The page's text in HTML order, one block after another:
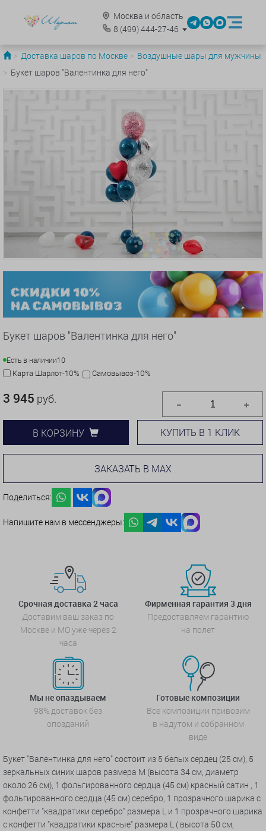
Москва и область
8 (499)444-27-46
Доставка шаров по Москве
Воздушные шары для мужчины
Букет шаров "Валентинка для него"
Букет шаров "Валентинка для него"
Есть в наличии10
Карта Шарлот-10% Самовывоз-10%
3 945 руб.
В КОРЗИНУ КУПИТЬ В 1 КЛИК
ЗАКАЗАТЬ В MAX
Поделиться:
Напишите нам в мессенджеры:
Срочная доставка 2 часа
Доставим ваш заказ по
Москве и МО уже через 2
часа
Фирменная гарантия 3 дня
Предоставляем гарантию
на полет
Мы не опаздываем
98% доставок без
опозданий
Готовые композиции
Все композиции привозим
в надутом и собранном
виде
Букет "Валентинка для него" состоит из 5 белых сердец (25 см), 5
зеркальных синих шаров размера М (высота 34 см, диаметр
около 26 см), 1 фольгированного сердца (45 см) красный сатин , 1
фольгированного сердца (45 см) серебро, 1 прозрачного шарика с
конфетти "квадратики серебро" размера L и 1 прозрачного шарика
с конфетти "квадратики красные" размера L ( высота 50 см,